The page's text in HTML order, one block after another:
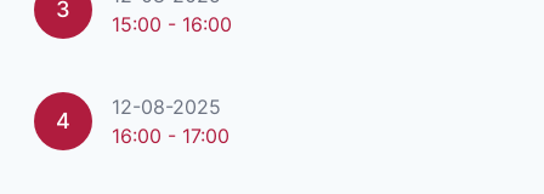
3
15:00 - 16:00
4
12-08-2025
16:00 - 17:00